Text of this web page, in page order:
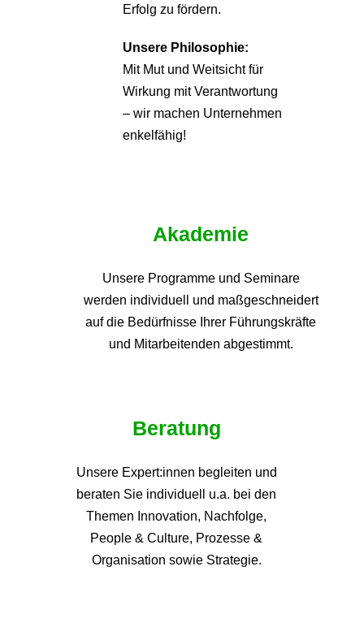
Erfolg zu fördern.
Unsere Philosophie:
Mit Mut und Weitsicht für
Wirkung mit Verantwortung
– wir machen Unternehmen
enkelfähig!
Akademie
Unsere Programme und Seminare
werden individuell und maßgeschneidert
auf die Bedürfnisse Ihrer Führungskräfte
und Mitarbeitenden abgestimmt.
Beratung
Unsere Expert:innen begleiten und
beraten Sie individuell u.a. bei den
Themen Innovation, Nachfolge,
People & Culture, Prozesse &
Organisation sowie Strategie.